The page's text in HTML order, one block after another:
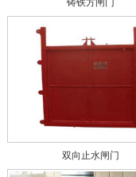
铸铁方闸门
双向止水闸门